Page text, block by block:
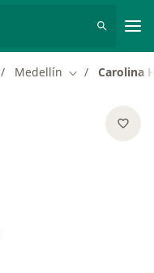
Medellín Cambiar de
Carolina